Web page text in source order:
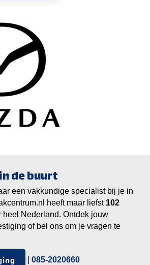
de buurt
een vakkundige specialist bij je in
heeft maar liefst
heel Nederland. Ontdek jouw
of bel ons om je vragen te
085-2020660